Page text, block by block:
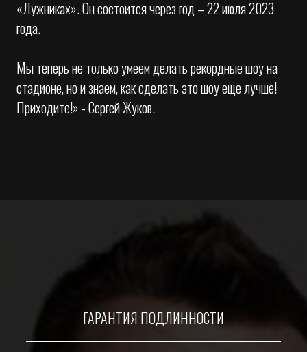
«Лужниках». Он состоится через год – 22 июля 2023
года.
Мы теперь не только умеем делать рекордные шоу на
стадионе, но и знаем, как сделать это шоу еще лучше!
Приходите!» - Сергей Жуков.
ГАРАНТИЯ ПОДЛИННОСТИ